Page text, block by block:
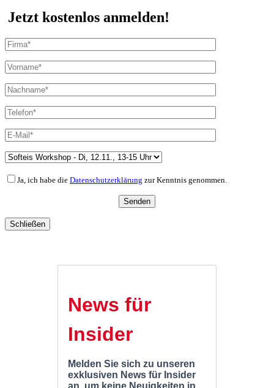
Jetzt kostenlos anmelden!
Ja, ich habe die Datenschutzerklärung zur Kenntnis genommen.
Schließen